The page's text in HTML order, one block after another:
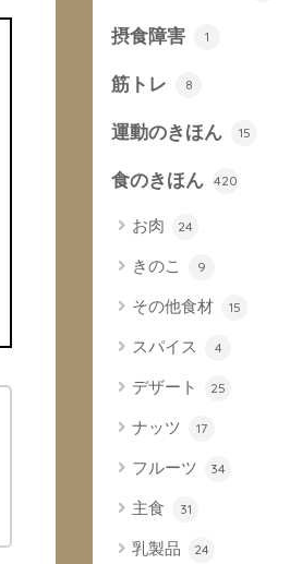
摂食障害 1
筋トレ 8
運動のきほん 15
食のきほん 420
お肉 24
きのこ 9
その他食材 15
スパイス 4
デザート 25
ナッツ 17
フルーツ 34
主食 31
乳製品 24